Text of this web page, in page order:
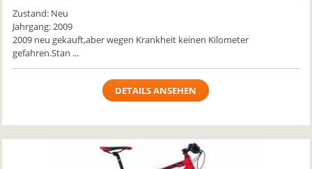
Zustand: Neu
Jahrgang: 2009
2009 neu gekauft,aber wegen Krankheit keinen Kilometer
gefahren.Stan ...
DETAILS ANSEHEN